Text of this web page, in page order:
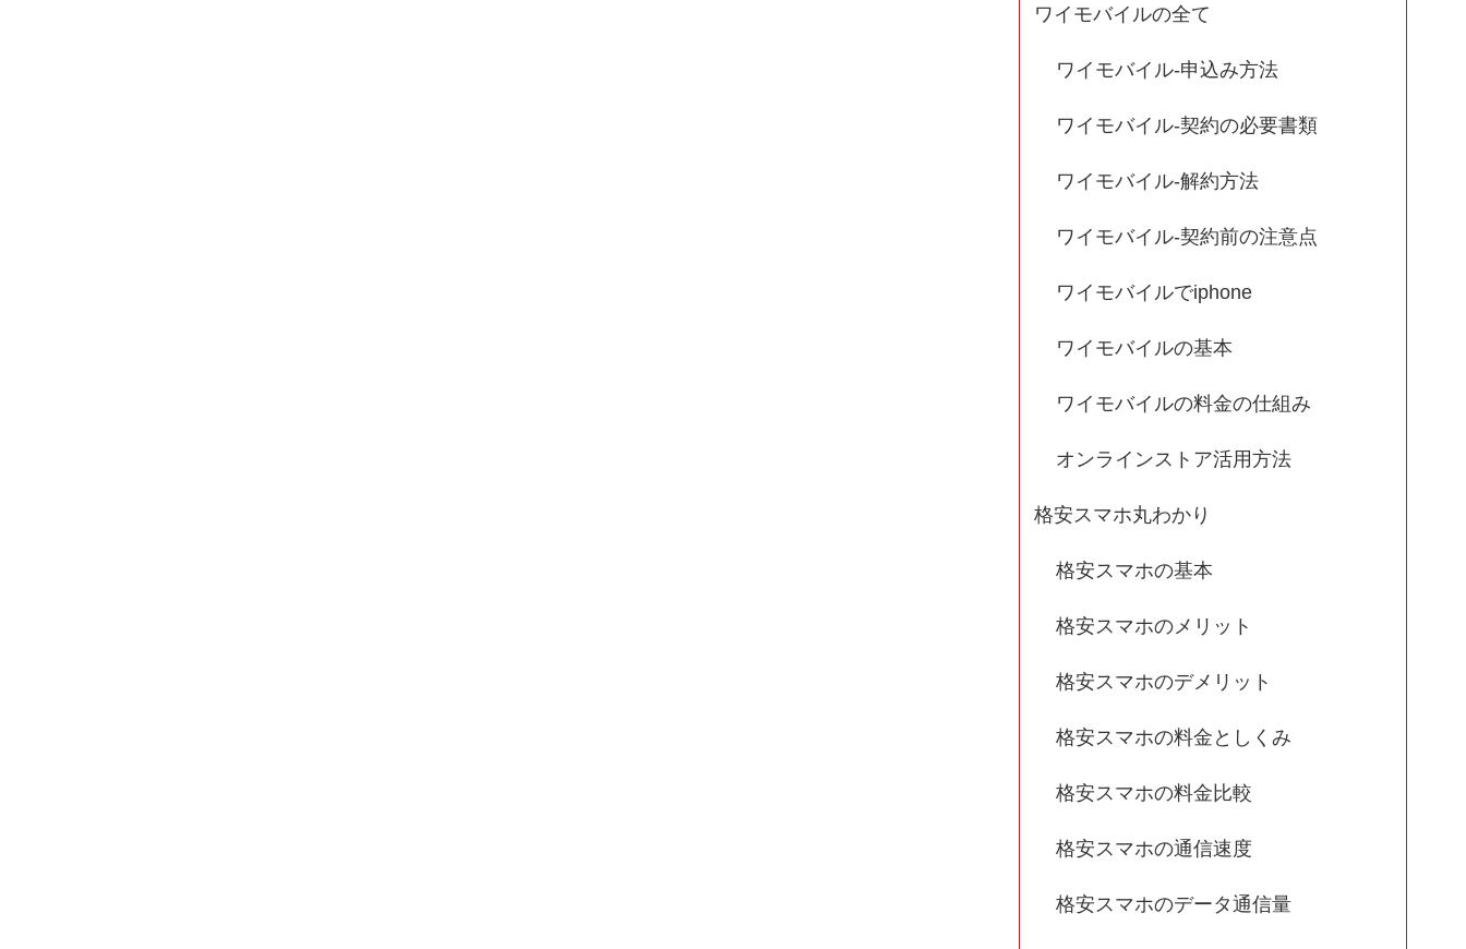
ワイモバイルの全て
ワイモバイル-申込み方法
ワイモバイル-契約の必要書類
ワイモバイル-解約方法
ワイモバイル-契約前の注意点
ワイモバイルでiphone
ワイモバイルの基本
ワイモバイルの料金の仕組み
オンラインストア活用方法
格安スマホ丸わかり
格安スマホの基本
格安スマホのメリット
格安スマホのデメリット
格安スマホの料金としくみ
格安スマホの料金比較
格安スマホの通信速度
格安スマホのデータ通信量